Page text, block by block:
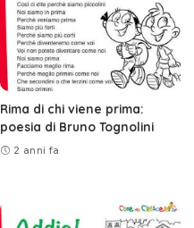
Rima di chi viene prima:
poesia di Bruno Tognolini
2 anni fa